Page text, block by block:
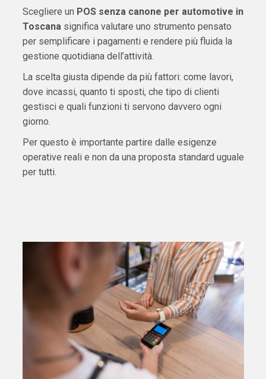
Scegliere un POS senza canone per automotive in
Toscanasignifica valutare uno strumento pensato
per semplificare i pagamenti e rendere più fluida la
gestione quotidiana dell’attività.
La scelta giusta dipende da più fattori: come lavori,
dove incassi, quanto ti sposti, che tipo di clienti
gestisci e quali funzioni ti servono davvero ogni
giorno.
Per questo è importante partire dalle esigenze
operative reali e non da una proposta standard uguale
per tutti.